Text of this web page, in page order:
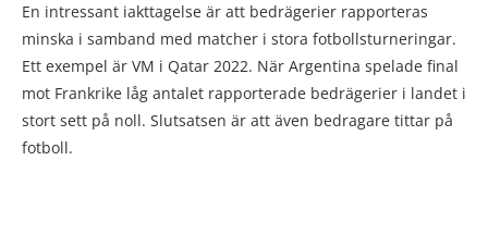
En intressant iakttagelse är att bedrägerier rapporteras
minska i samband med matcher i stora fotbollsturneringar.
Ett exempel är VM i Qatar 2022. När Argentina spelade final
mot Frankrike låg antalet rapporterade bedrägerier i landet i
stort sett på noll. Slutsatsen är att även bedragare tittar på
fotboll.